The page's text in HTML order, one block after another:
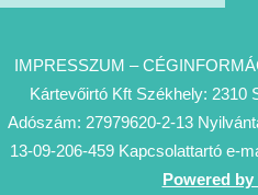
IMPRESSZUM –
Kártevőirtó Kft Székhely: 2310
Adószám: 27979620-2-13
13-09-206-459 Kapcsolattartó e-
Powered by